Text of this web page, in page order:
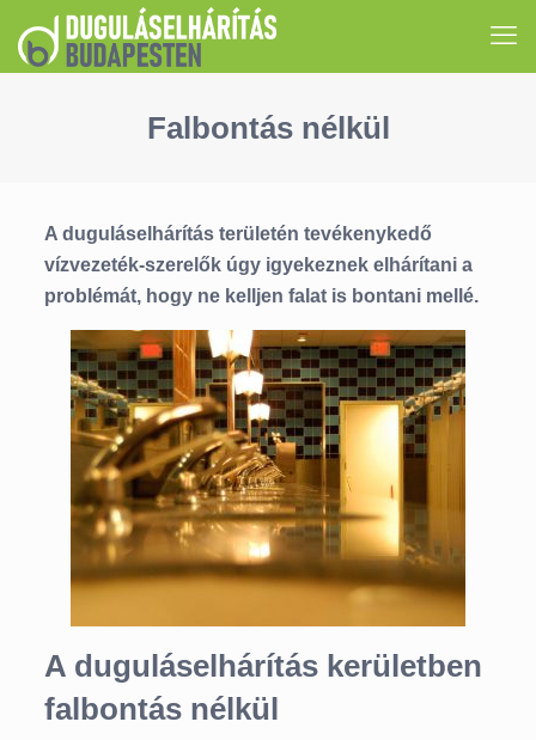
Falbontás nélkül
A duguláselhárítás területén tevékenykedő
vízvezeték-szerelők úgy igyekeznek elhárítani a
problémát, hogy ne kelljen falat is bontani mellé.
A duguláselhárítás kerületben
falbontás nélkül